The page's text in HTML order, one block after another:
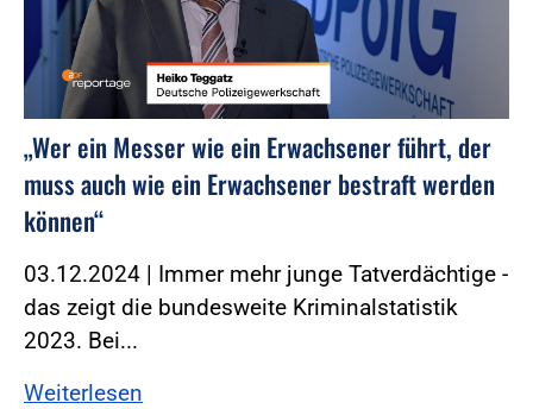
„Wer ein Messer wie ein Erwachsener führt, der
muss auch wie ein Erwachsener bestraft werden
können“
03.12.2024 | Immer mehr junge Tatverdächtige -
das zeigt die bundesweite Kriminalstatistik
2023. Bei...
Weiterlesen